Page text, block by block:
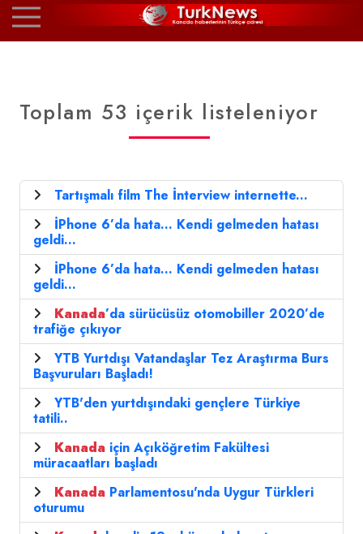
Toplam 53 içerik listeleniyor
Tartışmalı film The İnterview internette...
İPhone 6’da hata... Kendi gelmeden hatası
geldi...
İPhone 6’da hata... Kendi gelmeden hatası
geldi...
Kanada’da sürücüsüz otomobiller 2020’de
trafiğe çıkıyor
YTB Yurtdışı Vatandaşlar Tez Araştırma Burs
Başvuruları Başladı!
YTB'den yurtdışındaki gençlere Türkiye
tatili..
Kanada için Açıköğretim Fakültesi
müracaatları başladı
Kanada Parlamentosu'nda Uygur Türkleri
oturumu